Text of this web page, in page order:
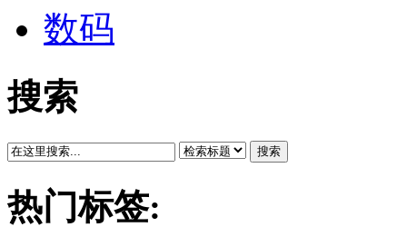
数码
搜索
搜索
热门标签: